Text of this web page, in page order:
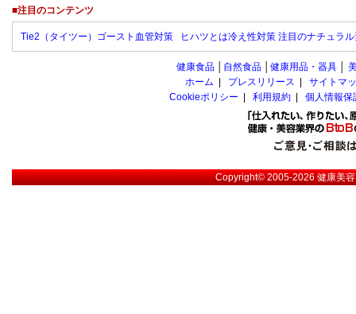
■注目のコンテンツ
Tie2（タイツー）ゴースト血管対策 ヒハツとは冷え性対策 注目のナチュラ
健康食品 自然食品 健康用品・器具
ホーム
プレスリリース
サイトマ
Cookieポリシー
利用規約| 個人情報保
Copyright© 2005-2026健康美